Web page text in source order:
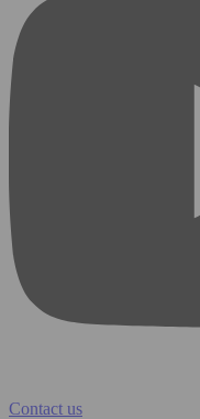
Contact us